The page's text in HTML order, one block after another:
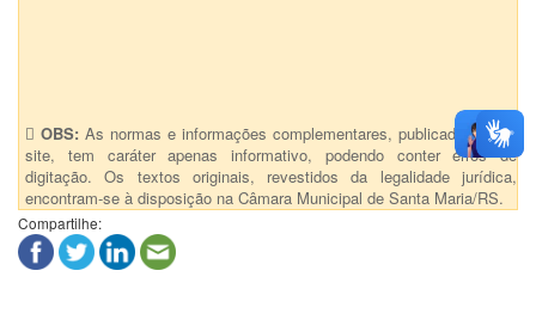
OBS: As normas e informações complementares, publicadas neste
site, tem caráter apenas informativo, podendo conter erros de
digitação. Os textos originais, revestidos da legalidade jurídica,
encontram-se à disposição na Câmara Municipal de Santa Maria/RS.
Compartilhe: